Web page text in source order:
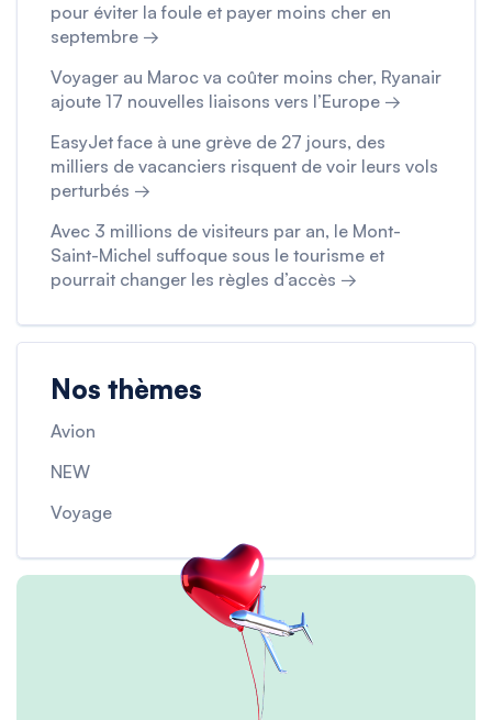
pour éviter la foule et payer moins cher en
septembre →
Voyager au Maroc va coûter moins cher, Ryanair
ajoute 17 nouvelles liaisons vers l’Europe →
EasyJet face à une grève de 27 jours, des
milliers de vacanciers risquent de voir leurs vols
perturbés →
Avec 3 millions de visiteurs par an, le Mont-
Saint-Michel suffoque sous le tourisme et
pourrait changer les règles d’accès →
Nos thèmes
Avion
NEW
Voyage